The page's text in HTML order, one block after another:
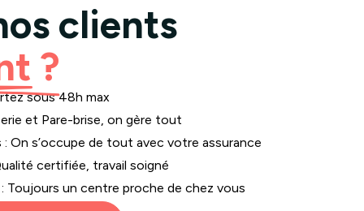
clients
?
sous 48h max
et Pare-brise, on gère tout
On s’occupe de tout avec votre assurance
certifiée, travail soigné
Toujours un centre proche de chez vous